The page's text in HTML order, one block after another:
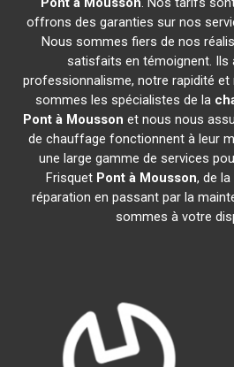
offrons des garanties sur nos
Nous sommes fiers de nos
satisfaits en témoignent. Ils
professionnalisme, notre rapidité et
sommes les spécialistes de la
Pont à Mousson et nous nous
de chauffage fonctionnent à leur
une large gamme de services
Frisquet Pont à Mousson, de
réparation en passant par la
sommes à votre